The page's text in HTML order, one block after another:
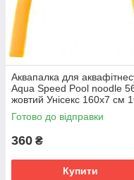
Аквапалка для
Aqua Speed Pool noodle
жовтий Унісекс 160х7 см
18
Готово до відправки
360 ₴
Купити